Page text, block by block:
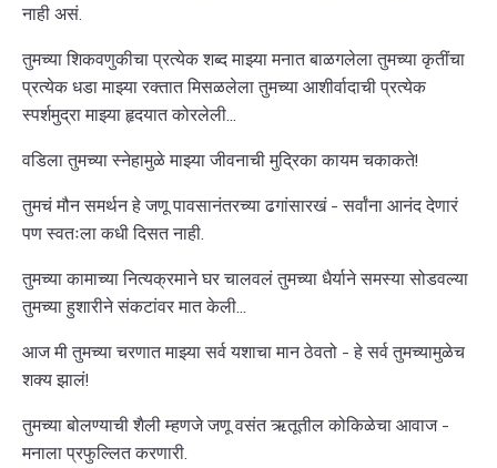
नाही असं.
तुमच्या शिकवणुकीचा प्रत्येक शब्द माझ्या मनात बाळगलेला तुमच्या कृतींचा
प्रत्येक धडा माझ्या रक्तात मिसळलेला तुमच्या आशीर्वादाची प्रत्येक
स्पर्शमुद्रा माझ्या हृदयात कोरलेली...
वडिला तुमच्या स्नेहामुळे माझ्या जीवनाची मुद्रिका कायम चकाकते!
तुमचं मौन समर्थन हे जणू पावसानंतरच्या ढगांसारखं - सर्वांना आनंद देणारं
पण स्वतःला कधी दिसत नाही.
तुमच्या कामाच्या नित्यक्रमाने घर चालवलं तुमच्या धैर्याने समस्या सोडवल्या
तुमच्या हुशारीने संकटांवर मात केली...
आज मी तुमच्या चरणात माझ्या सर्व यशाचा मान ठेवतो - हे सर्व तुमच्यामुळेच
शक्य झालं!
तुमच्या बोलण्याची शैली म्हणजे जणू वसंत ऋतूतील कोकिळेचा आवाज -
मनाला प्रफुल्लित करणारी.